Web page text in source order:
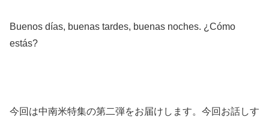
Buenos días, buenas tardes, buenas noches. ¿Cómo
estás?
今回は中南米特集の第二弾をお届けします。今回お話しす